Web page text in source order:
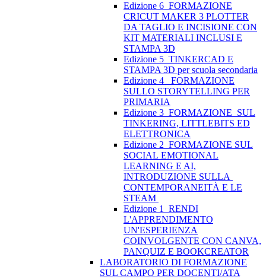
Edizione 6_FORMAZIONE
CRICUT MAKER 3 PLOTTER
DA TAGLIO E INCISIONE CON
KIT MATERIALI INCLUSI E
STAMPA 3D
Edizione 5_TINKERCAD E
STAMPA 3D per scuola secondaria
Edizione 4_ FORMAZIONE
SULLO STORYTELLING PER
PRIMARIA
Edizione 3_FORMAZIONE SUL
TINKERING, LITTLEBITS ED
ELETTRONICA
Edizione 2_FORMAZIONE SUL
SOCIAL EMOTIONAL
LEARNING E AI,
INTRODUZIONE SULLA
CONTEMPORANEITÀ E LE
STEAM
Edizione 1_RENDI
L'APPRENDIMENTO
UN'ESPERIENZA
COINVOLGENTE CON CANVA,
PANQUIZ E BOOKCREATOR
LABORATORIO DI FORMAZIONE
SUL CAMPO PER DOCENTI/ATA